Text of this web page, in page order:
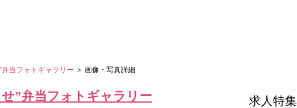
当フォトギャラリー ＞ 画像・写真詳細
”弁当フォトギャラリー 求人特集